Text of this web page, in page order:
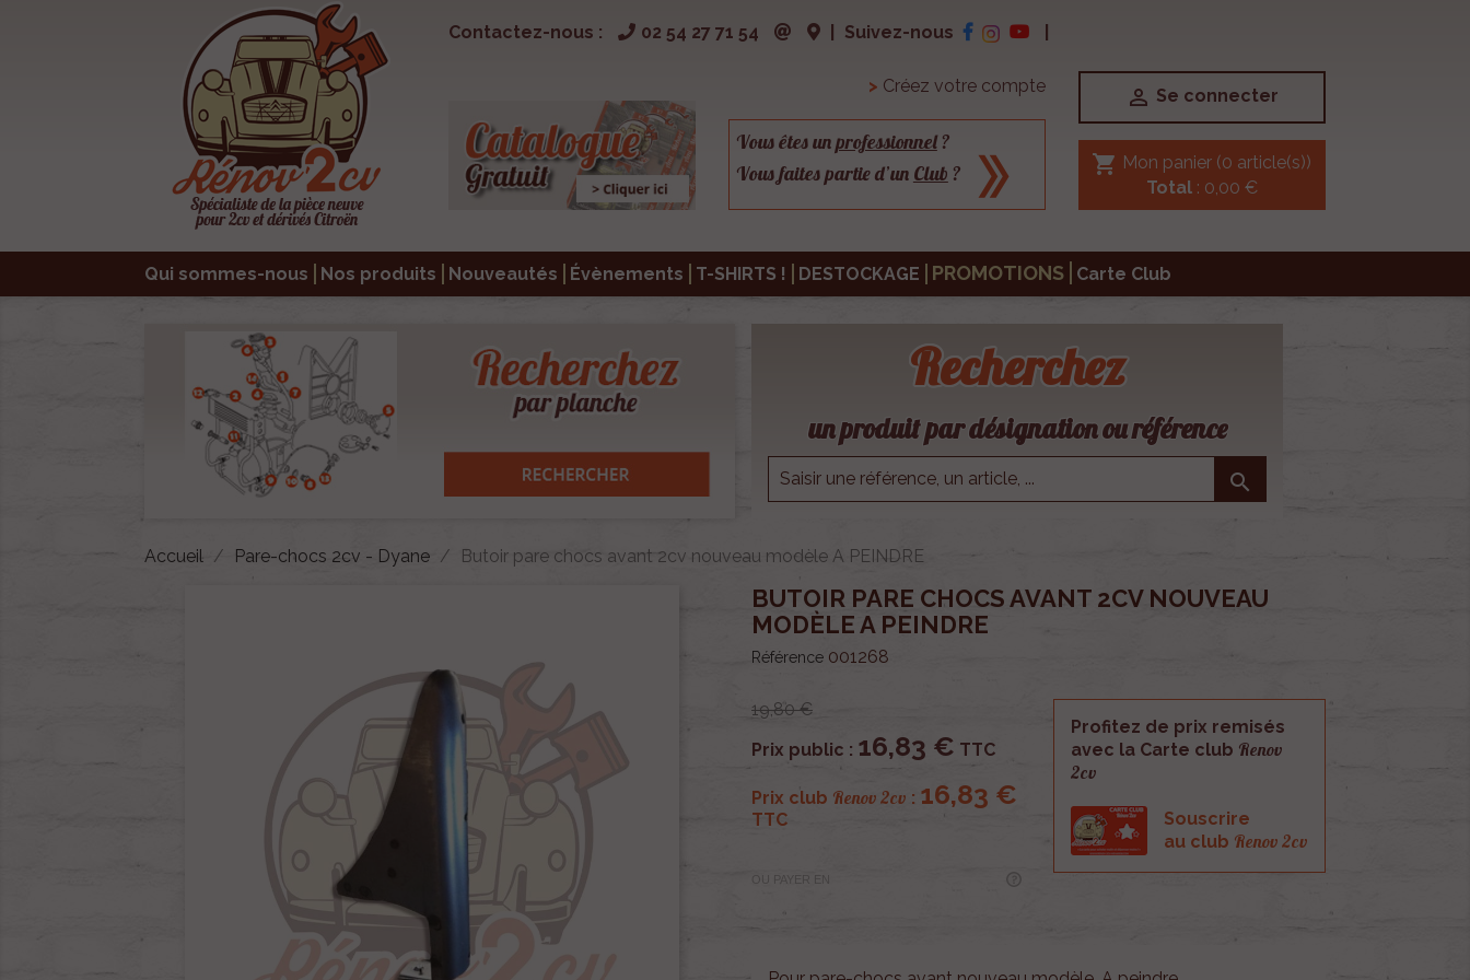
Contactez-nous : 02 54 27 71 54 Suivez-nous
> Créez votre compte
Vous êtes unprofessionnel?
Vous faites partie d’un Club ?
 Se connecter
shopping_cart Mon panier (0 article(s))
Total: 0,00 €
Qui sommes-nous Nos produits Nouveautés Évènements T-SHIRTS ! DESTOCKAGE PROMOTIONS Carte Club
Recherchez
un produit par désignation ou référence

Accueil Pare-chocs 2cv - Dyane Butoir pare chocs avant 2cv nouveau modèle A PEINDRE
BUTOIR PARE CHOCS AVANT 2CV NOUVEAU
MODÈLE A PEINDRE
Référence 001268
19,80 €
Prix public : 16,83 € TTC
Prix club Renov 2cv : 16,83 €
TTC
OU PAYER EN
Profitez de prix remisés
avec la Carte club Renov
2cv
Souscrire
au club Renov 2cv